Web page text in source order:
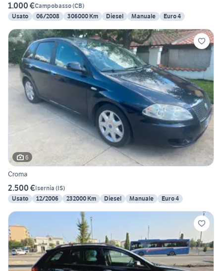
1.000 €Campobasso(CB)
Usato
06/2008 306000 Km Diesel Manuale Euro 4
6
Croma
2.500 €Isernia (IS)
Usato
12/2006 232000 Km Diesel Manuale Euro 4